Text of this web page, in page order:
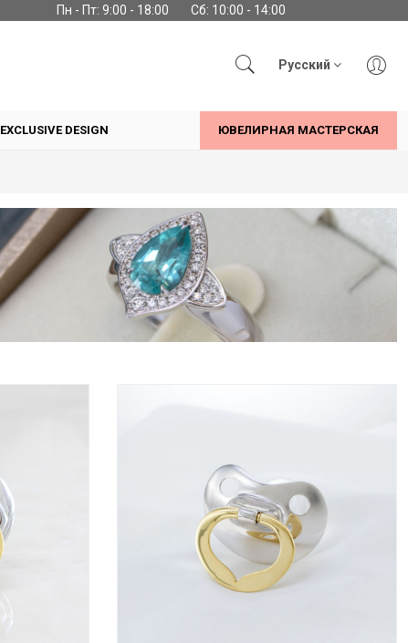
Пн - Пт: 9:00 - 18:00 Сб: 10:00 - 14:00
Русский
EXCLUSIVE DESIGN ЮВЕЛИРНАЯ МАСТЕРСКАЯ